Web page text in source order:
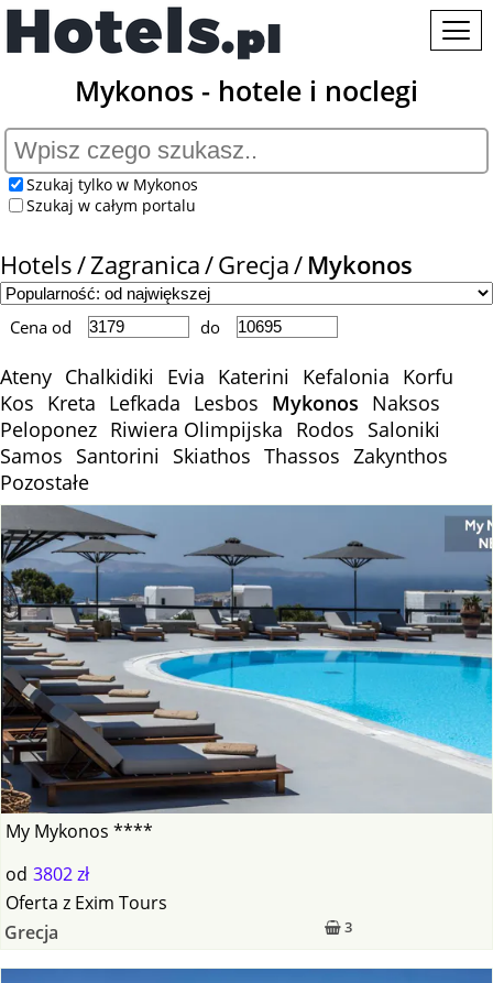
Mykonos - hotele i noclegi
Szukaj tylko w Mykonos
Szukaj w całym portalu
Hotels Zagranica Grecja Mykonos
Cena od do
Ateny Chalkidiki Evia Katerini Kefalonia Korfu
Kos Kreta Lefkada Lesbos Mykonos Naksos
Peloponez Riwiera Olimpijska Rodos Saloniki
Samos Santorini Skiathos Thassos Zakynthos
Pozostałe
My Mykonos ****
od 3802 zł
3
Oferta z Exim Tours
Grecja